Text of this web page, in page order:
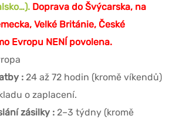
Doprava do Švýcarska, na
Velké Británie, České
Evropu NENÍ povolena.
: 24 až 72 hodin (kromě víkendů)
o zaplacení.
zásilky : 2–3 týdny (kromě